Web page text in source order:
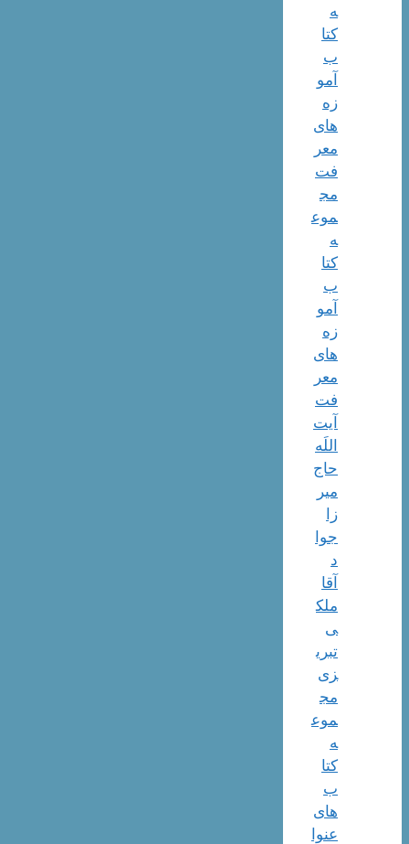
ه
کتا
ب
آمو
زه
های
معر
فت
مج
موع
ه
کتا
ب
آمو
زه
های
معر
فت
آیت
اللَه
حاج
میر
زا
جوا
آقا
ملک
ی
تبری
زی
مج
موع
ه
کتا
ب
های
عنوا